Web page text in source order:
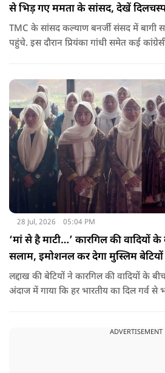
से भिड़ गए ममता के सांसद, देखें
TMC के सांसद कल्याण बनर्जी संसद में बागी
पहुंचे. इस दौरान प्रियंका गांधी समेत कई
28 Jul, 2026 05:04 PM
‘मां से है माटी…’ कारगिल की वादियों
सलाम, इमोशनल कर देगा मुस्लिम
लद्दाख की बेटियों ने कारगिल की वादियों के
अंदाज में गाया कि हर भारतीय का दिल गर्व से
ADVERTISEMENT